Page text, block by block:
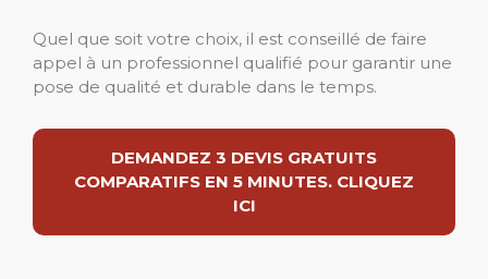
Quel que soit votre choix, il est conseillé de faire
appel à un professionnel qualifié pour garantir une
pose de qualité et durable dans le temps.
DEMANDEZ 3 DEVIS GRATUITS
COMPARATIFS EN 5 MINUTES. CLIQUEZ
ICI